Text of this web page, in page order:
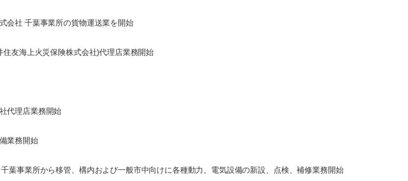
会社 千葉事業所の貨物運送業を開始
友海上火災保険株式会社)代理店業務開始
代理店業務開始
業務開始
葉事業所から移管、構内および一般市中向けに各種動力、電気設備の新設、点検、補修業務開始